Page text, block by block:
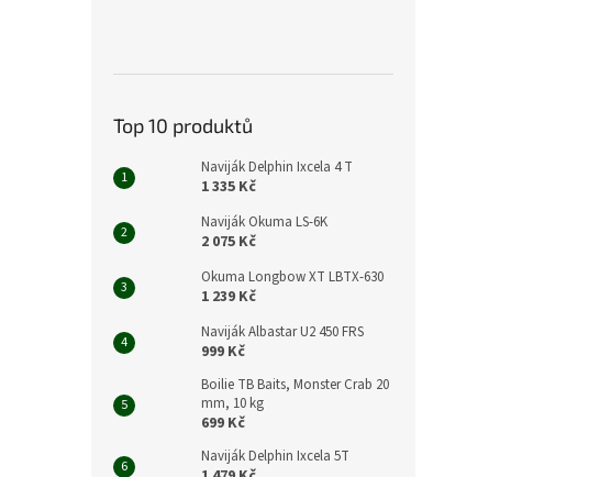
Top 10 produktů
Naviják Delphin Ixcela 4 T
1 335 Kč
Naviják Okuma LS-6K
2 075 Kč
Okuma Longbow XT LBTX-630
1 239 Kč
Naviják Albastar U2 450 FRS
999 Kč
Boilie TB Baits, Monster Crab 20
mm, 10 kg
699 Kč
Naviják Delphin Ixcela 5T